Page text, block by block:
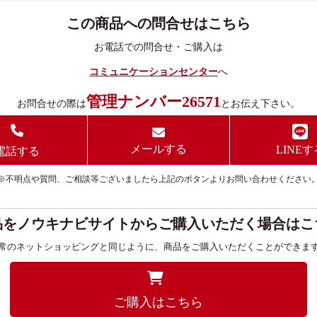
この商品への問合せはこちら
お電話での問合せ・ご購入は
コミュニケーションセンターへ
お問合せの際は管理ナンバー26571 とお伝え下さい。
話する メールする LINEす
不明点や質問、ご相談等ございましたら上記のボタンよりお問い合わせください。
ノウキナビサイトからご購入いただく場合はこ
のネットショッピングと同じように、商品をご購入いただくことができます
ご購入はこちら